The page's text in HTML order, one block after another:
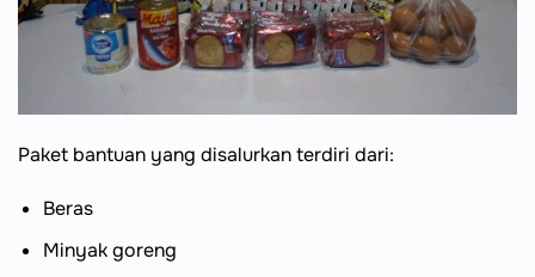
Paket bantuan yang disalurkan terdiri dari:
Beras
Minyak goreng